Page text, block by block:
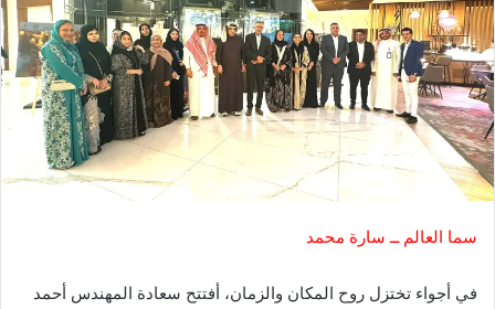
سما العالم ــ سارة محمد
في أجواء تختزل روح المكان والزمان، أفتتح سعادة المهندس أحمد